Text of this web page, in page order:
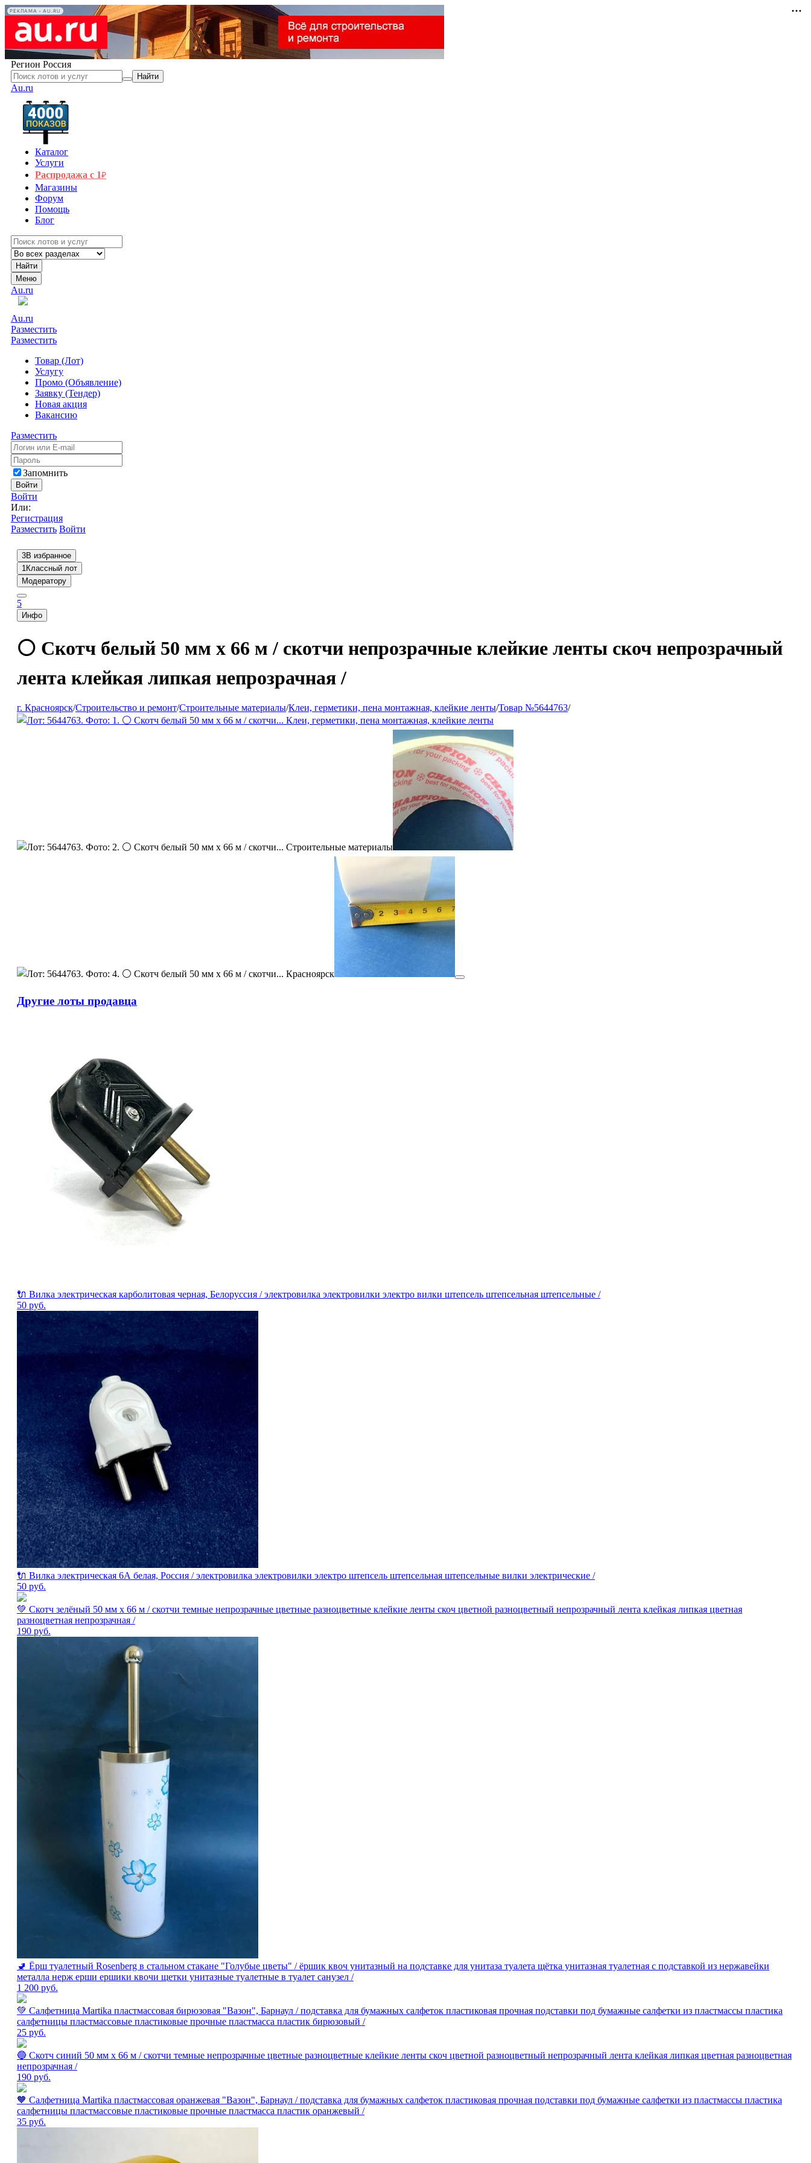
РЕКЛАМА • AU.RU
Регион Россия
Найти
Au.ru
Каталог
Услуги
Распродажа с 1₽
Магазины
Форум
Помощь
Блог
Найти
Меню
Au.ru
Au.ru
Разместить
Разместить
Товар (Лот)
Услугу
Промо (Объявление)
Заявку (Тендер)
Новая акция
Вакансию
Разместить
Запомнить
Войти
Войти
Или:
Регистрация
Разместить Войти
3В избранное
1Классный лот
Модератору
5
Инфо
⚪ Скотч белый 50 мм х 66 м / скотчи непрозрачные клейкие ленты скоч непрозрачный
лента клейкая липкая непрозрачная /
г. Красноярск/Строительство и ремонт/Строительные материалы/Клеи, герметики, пена монтажная, клейкие ленты/Товар №5644763/
Другие лоты продавца
🔌 Вилка электрическая карболитовая черная, Белоруссия / электровилка электровилки электро вилки штепсель штепсельная штепсельные /
50 руб.
🔌 Вилка электрическая 6А белая, Россия / электровилка электровилки электро штепсель штепсельная штепсельные вилки электрические /
50 руб.
💚 Скотч зелёный 50 мм х 66 м / скотчи темные непрозрачные цветные разноцветные клейкие ленты скоч цветной разноцветный непрозрачный лента клейкая липкая цветная
разноцветная непрозрачная /
190 руб.
🚽 Ёрш туалетный Rosenberg в стальном стакане "Голубые цветы" / ёршик квоч унитазный на подставке для унитаза туалета щётка унитазная туалетная с подставкой из нержавейки
металла нерж ерши ершики квочи щетки унитазные туалетные в туалет санузел /
1 200 руб.
💚 Салфетница Martika пластмассовая бирюзовая "Вазон", Барнаул / подставка для бумажных салфеток пластиковая прочная подставки под бумажные салфетки из пластмассы пластика
салфетницы пластмассовые пластиковые прочные пластмасса пластик бирюзовый /
25 руб.
🔵 Скотч синий 50 мм х 66 м / скотчи темные непрозрачные цветные разноцветные клейкие ленты скоч цветной разноцветный непрозрачный лента клейкая липкая цветная разноцветная
непрозрачная /
190 руб.
🧡 Салфетница Martika пластмассовая оранжевая "Вазон", Барнаул / подставка для бумажных салфеток пластиковая прочная подставки под бумажные салфетки из пластмассы пластика
салфетницы пластмассовые пластиковые прочные пластмасса пластик оранжевый /
35 руб.